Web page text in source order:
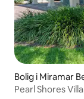
Bolig i Miramar
Pearl Shores